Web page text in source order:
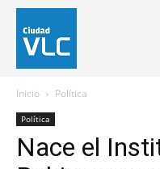
Inicio Política
Política
Nace el